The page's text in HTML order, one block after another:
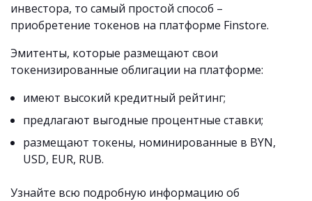
инвестора, то самый простой способ –
приобретение токенов на платформе Finstore.
Эмитенты, которые размещают свои
токенизированные облигации на платформе:
имеют высокий кредитный рейтинг;
предлагают выгодные процентные ставки;
размещают токены, номинированные в BYN,
USD, EUR, RUB.
Узнайте всю подробную информацию об